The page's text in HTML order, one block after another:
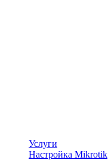
Услуги
Настройка Mikrotik